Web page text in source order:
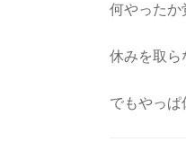
何やったか
休みを取ら
でもやっぱ